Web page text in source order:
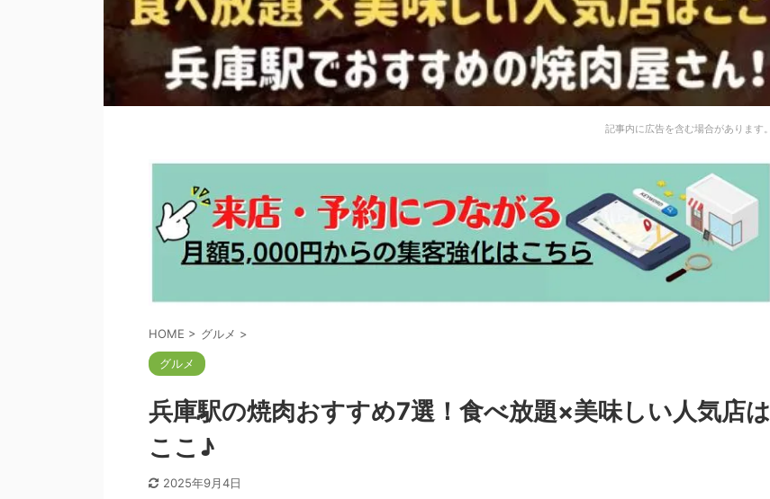
記事内に広告を含む場合があります。
HOME > グルメ >
グルメ
兵庫駅の焼肉おすすめ7選！食べ放題×美味しい人気店は
ここ♪
2025年9月4日